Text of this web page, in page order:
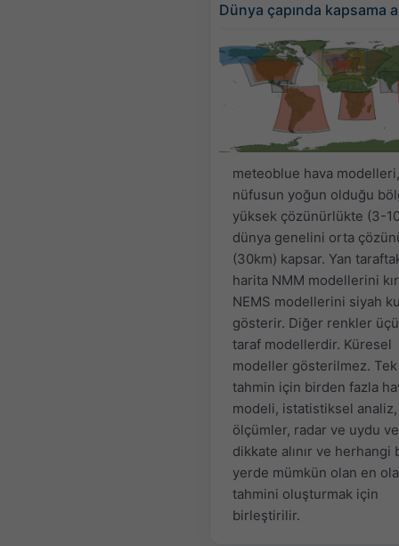
Dünya çapında kapsama
meteoblue hava modelleri,
nüfusun yoğun olduğu
yüksek çözünürlükte (3-
dünya genelini orta
(30km) kapsar. Yan
harita NMM modellerini
NEMS modellerini siyah
gösterir. Diğer renkler
taraf modellerdir. Küresel
modeller gösterilmez.
tahmin için birden fazla
modeli, istatistiksel analiz,
ölçümler, radar ve uydu
dikkate alınır ve herhangi
yerde mümkün olan en
tahmini oluşturmak için
birleştirilir.